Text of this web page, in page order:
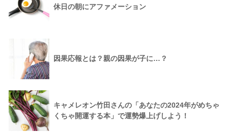
休日の朝にアファメーション
因果応報とは？親の因果が子に…？
キャメレオン竹田さんの「あなたの2024年がめちゃ
くちゃ開運する本」で運勢爆上げしよう！